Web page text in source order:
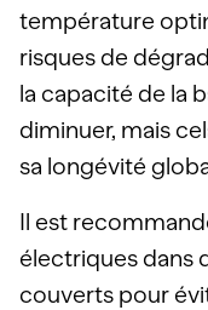
température
risques de
la capacité de la
diminuer, mais
sa longévité
Il est
électriques dans
couverts pour